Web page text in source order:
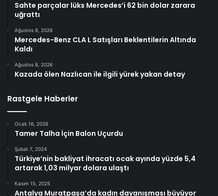
Sahte parçalar lüks Mercedes’i 62 bin dolar zarara
uğrattı
Ağustos 8, 2026
Mercedes-Benz CLA L Satışları Beklentilerin Altında
Kaldı
Ağustos 8, 2026
Kazada ölen Nazlıcan ile ilgili yürek yakan detay
Rastgele Haberler
Ocak 16, 2026
Tamer Talha İçin Balon Uçurdu
Şubat 7, 2024
Türkiye’nin bakliyat ihracatı ocak ayında yüzde 5,4
artarak 1,03 milyar dolara ulaştı
Kasım 15, 2025
Antalya Muratpaşa’da kadın dayanışması büyüyor